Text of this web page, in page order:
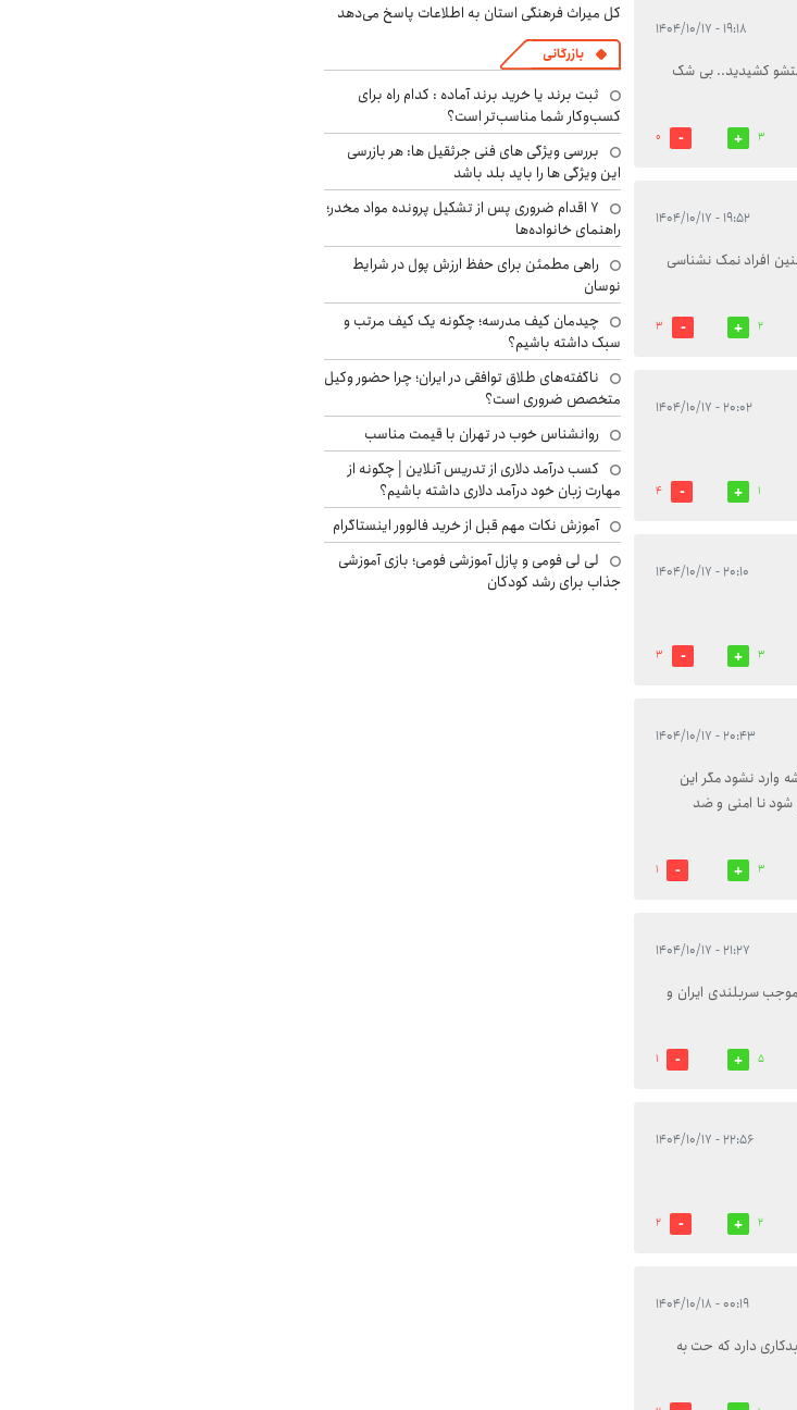
۱۹:۱۸ - ۱۴۰۴/۱۰/۱۷
کشیدید.. بی شک
3
0
۱۹:۵۲ - ۱۴۰۴/۱۰/۱۷
افراد نمک نشناسی
2
3
۲۰:۰۲ - ۱۴۰۴/۱۰/۱۷
1
4
۲۰:۱۰ - ۱۴۰۴/۱۰/۱۷
3
3
۲۰:۴۳ - ۱۴۰۴/۱۰/۱۷
وارد نشود مگر این
نا امنی و ضد
3
1
۲۱:۲۷ - ۱۴۰۴/۱۰/۱۷
سربلندی ایران و
5
1
۲۲:۵۶ - ۱۴۰۴/۱۰/۱۷
2
2
۰۰:۱۹ - ۱۴۰۴/۱۰/۱۸
دارد که حت به
کل میراث فرهنگی استان به اطلاعات پاسخ می‌دهد
بازرگانی
ثبت برند یا خرید برند آماده : کدام راه برای
کسب‌وکار شما مناسب‌تر است؟
بررسی ویژگی های فنی جرثقیل ها: هر بازرسی
این ویژگی ها را باید بلد باشد
۷ اقدام ضروری پس از تشکیل پرونده مواد مخدر؛
راهنمای خانواده‌ها
راهی مطمئن برای حفظ ارزش پول در شرایط
نوسان
چیدمان کیف مدرسه؛ چگونه یک کیف مرتب و
سبک داشته باشیم؟
ناگفته‌های طلاق توافقی در ایران؛ چرا حضور وکیل
متخصص ضروری است؟
روانشناس خوب در تهران با قیمت مناسب
کسب درآمد دلاری از تدریس آنلاین | چگونه از
مهارت زبان خود درآمد دلاری داشته باشیم؟
آموزش نکات مهم قبل از خرید فالوور اینستاگرام
لی لی فومی و پازل آموزشی فومی؛ بازی آموزشی
جذاب برای رشد کودکان